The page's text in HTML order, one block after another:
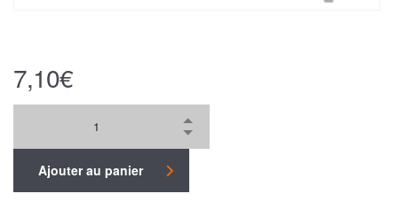
7,10€
Ajouter au panier